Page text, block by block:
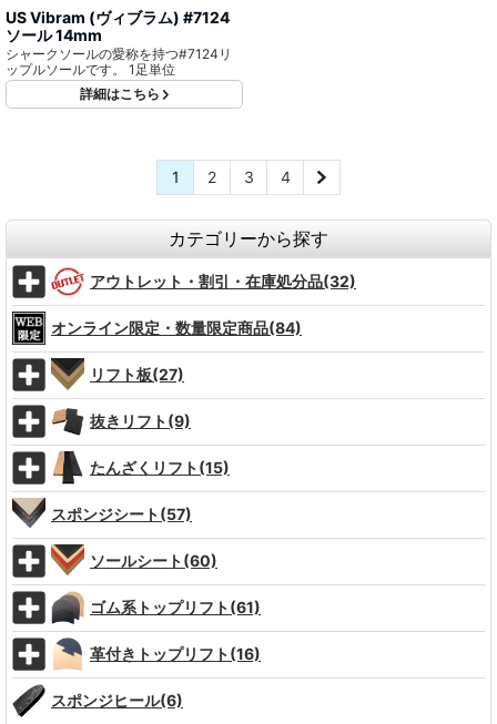
US Vibram (ヴィブラム) #7124
ソール 14mm
シャークソールの愛称を持つ#7124リ
ップルソールです。 1足単位
詳細はこちら
1 2 3 4
カテゴリーから探す
アウトレット・割引・在庫処分品(32)
オンライン限定・数量限定商品(84)
リフト板(27)
抜きリフト(9)
たんざくリフト(15)
スポンジシート(57)
ソールシート(60)
ゴム系トップリフト(61)
革付きトップリフト(16)
スポンジヒール(6)